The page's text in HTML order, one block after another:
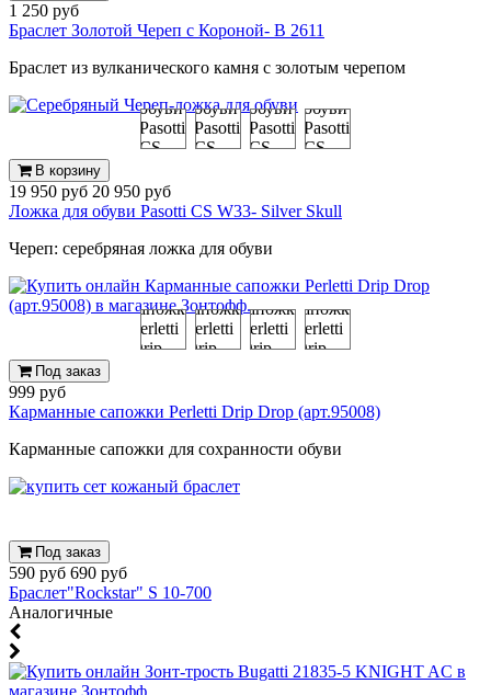
1 250 руб
Браслет Золотой Череп с Короной- B 2611
Браслет из вулканического камня с золотым черепом
В корзину
19 950 руб 20 950 руб
Ложка для обуви Pasotti CS W33- Silver Skull
Череп: серебряная ложка для обуви
Под заказ
999 руб
Карманные сапожки Perletti Drip Drop (арт.95008)
Карманные сапожки для сохранности обуви
Под заказ
590 руб 690 руб
Браслет"Rockstar" S 10-700
Аналогичные